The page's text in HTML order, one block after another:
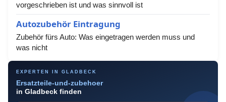
vorgeschrieben ist und was sinnvoll ist
Autozubehör Eintragung
Zubehör fürs Auto: Was eingetragen werden muss und
was nicht
EXPERTEN IN GLADBECK
Ersatzteile-und-zubehoer
in Gladbeck finden